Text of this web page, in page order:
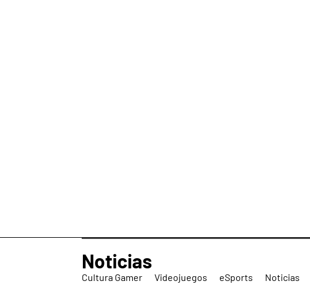
Noticias
Cultura Gamer Videojuegos eSports Noticias